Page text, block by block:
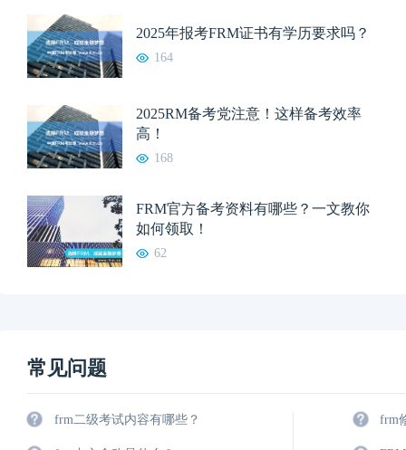
2025年报考FRM证书有学历要求吗？
164
2025RM备考党注意！这样备考效率
高！
168
FRM官方备考资料有哪些？一文教你
如何领取！
62
常见问题
frm二级考试内容有哪些？ frm